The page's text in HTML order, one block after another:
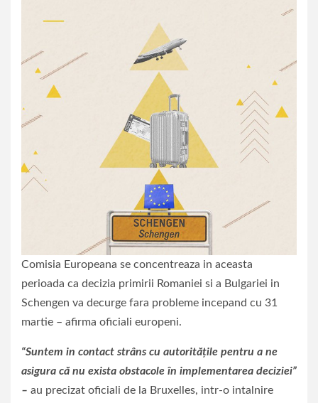
Comisia Europeana se concentreaza in aceasta
perioada ca decizia primirii Romaniei si a Bulgariei in
Schengen va decurge fara probleme incepand cu 31
martie – afirma oficiali europeni.
“Suntem in contact strâns cu autoritățile pentru a ne
asigura că nu exista obstacole în implementarea deciziei”
– au precizat oficiali de la Bruxelles, intr-o intalnire